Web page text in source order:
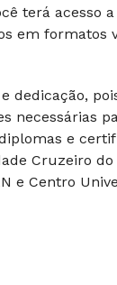
terá acesso
em formatos
dedicação,
necessárias
e
Cruzeiro
e Centro